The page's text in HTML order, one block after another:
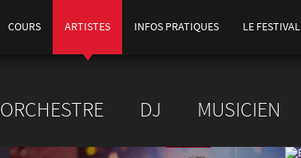
COURS ARTISTES INFOS PRATIQUES LE FESTIVAL
ORCHESTRE DJ MUSICIEN